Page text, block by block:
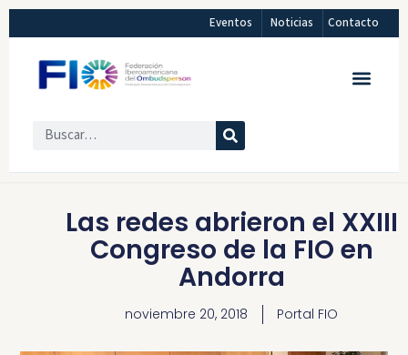
Eventos Noticias Contacto
Las redes abrieron el XXIII
Congreso de la FIO en
Andorra
noviembre 20, 2018 Portal FIO